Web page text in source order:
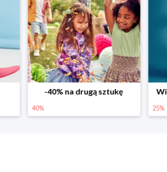
-40% na drugą sztukę
40% 25%